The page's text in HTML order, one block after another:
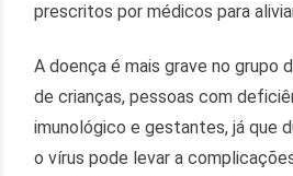
prescritos por médicos para
A doença é mais grave no grupo
de crianças, pessoas com
imunológico e gestantes, já que
o vírus pode levar a